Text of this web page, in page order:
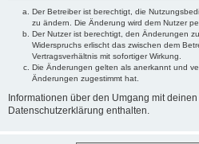
Der Betreiber ist berechtigt, die
zu ändern. Die Änderung wird dem Nutzer
Der Nutzer ist berechtigt, den Änderungen
Widerspruchs erlischt das zwischen dem
Vertragsverhältnis mit sofortiger Wirkung.
Die Änderungen gelten als anerkannt und
Änderungen zugestimmt hat.
Informationen über den Umgang mit
Datenschutzerklärung enthalten.